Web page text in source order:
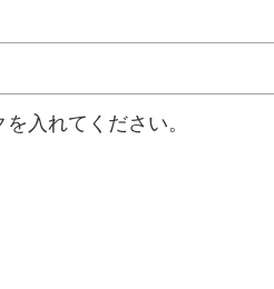
入れてください。